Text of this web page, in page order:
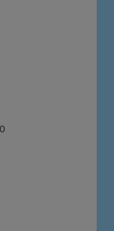
une nouvelle fenêtre.